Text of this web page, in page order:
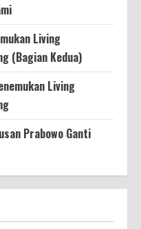
Living
(Bagian Kedua)
Living
Prabowo Ganti